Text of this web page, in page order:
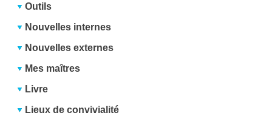
Outils
Nouvelles internes
Nouvelles externes
Mes maîtres
Livre
Lieux de convivialité